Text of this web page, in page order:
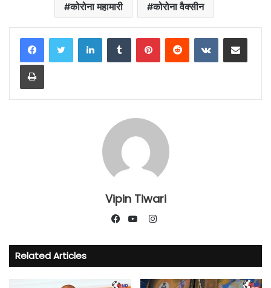
कोरोना महामारी कोरोना वैक्सीन
LinkedInTumblr PinterestReddit VKontakteShare via Email
Print
Vipin Tiwari
Instagram
Related Articles